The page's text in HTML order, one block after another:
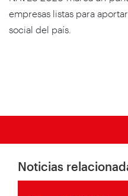
empresas listas para
social del país.
Noticias